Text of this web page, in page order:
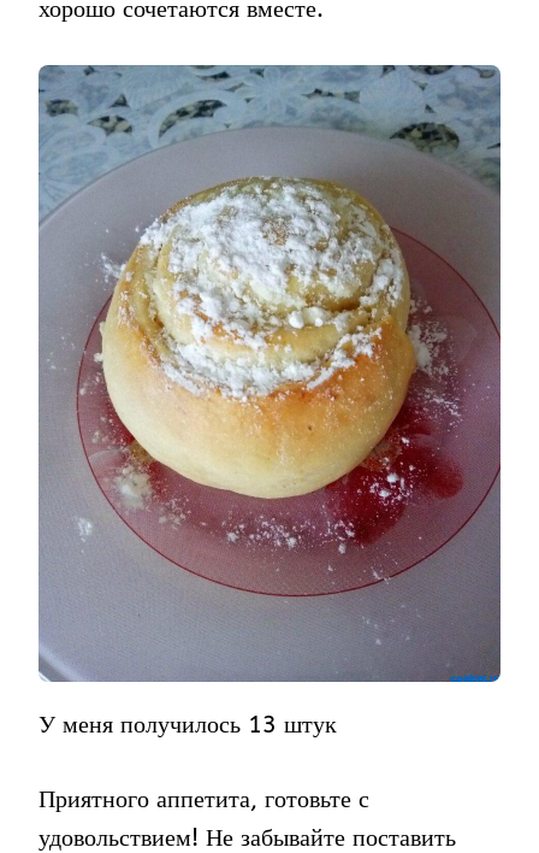
хорошо сочетаются вместе.
У меня получилось 13 штук
Приятного аппетита, готовьте с
удовольствием! Не забывайте поставить